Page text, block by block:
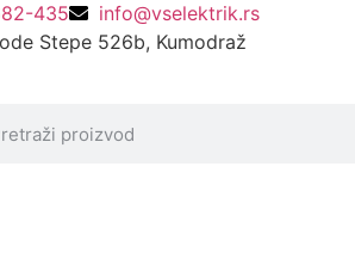
435
info@vselektrik.rs
Stepe 526b, Kumodraž